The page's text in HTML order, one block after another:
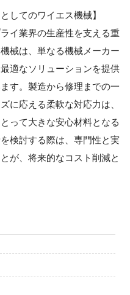
してのワイエス機械】
イ業界の生産性を支える重
械は、単なる機械メーカー
適なソリューションを提供
す。製造から修理までの一
に応える柔軟な対応力は、
って大きな安心材料となる
検討する際は、専門性と実
が、将来的なコスト削減と